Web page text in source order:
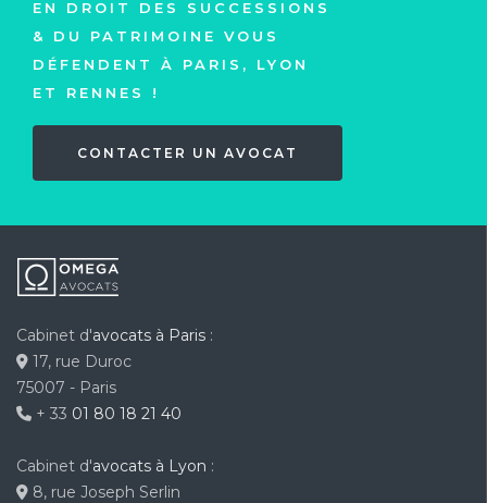
EN DROIT DES SUCCESSIONS
& DU PATRIMOINE VOUS
DÉFENDENT À PARIS, LYON
ET RENNES !
CONTACTER UN AVOCAT
Cabinet d'avocats à Paris :
17, rue Duroc
75007 - Paris
+ 33 01 80 18 21 40
Cabinet d'avocats à Lyon :
8, rue Joseph Serlin